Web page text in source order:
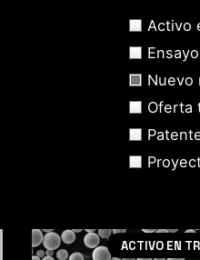
Activo
Ensayo
Nuevo
Oferta
ACTIVO EN